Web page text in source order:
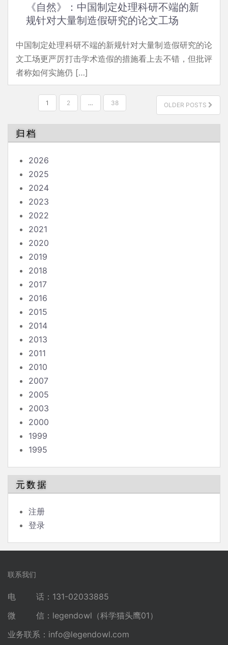
《自然》：中国制定处理科研不端的新
规针对大量制造假研究的论文工场
中国制定处理科研不端的新规针对大量制造假研究的论
文工场更严厉打击学术造假的措施看上去不错，但批评
者称如何实施仍 […]
分
页
1 2 … 38 OLDER POSTS
归档
2026
2025
2024
2023
2022
2021
2020
2019
2018
2017
2016
2015
2014
2013
2011
2010
2007
2005
2003
2000
1999
1995
元数据
注册
登录
联系我们
电 话：131-02033885
微 信：legendowl（科学猫头鹰01）
业务联系： info@legendowl.com